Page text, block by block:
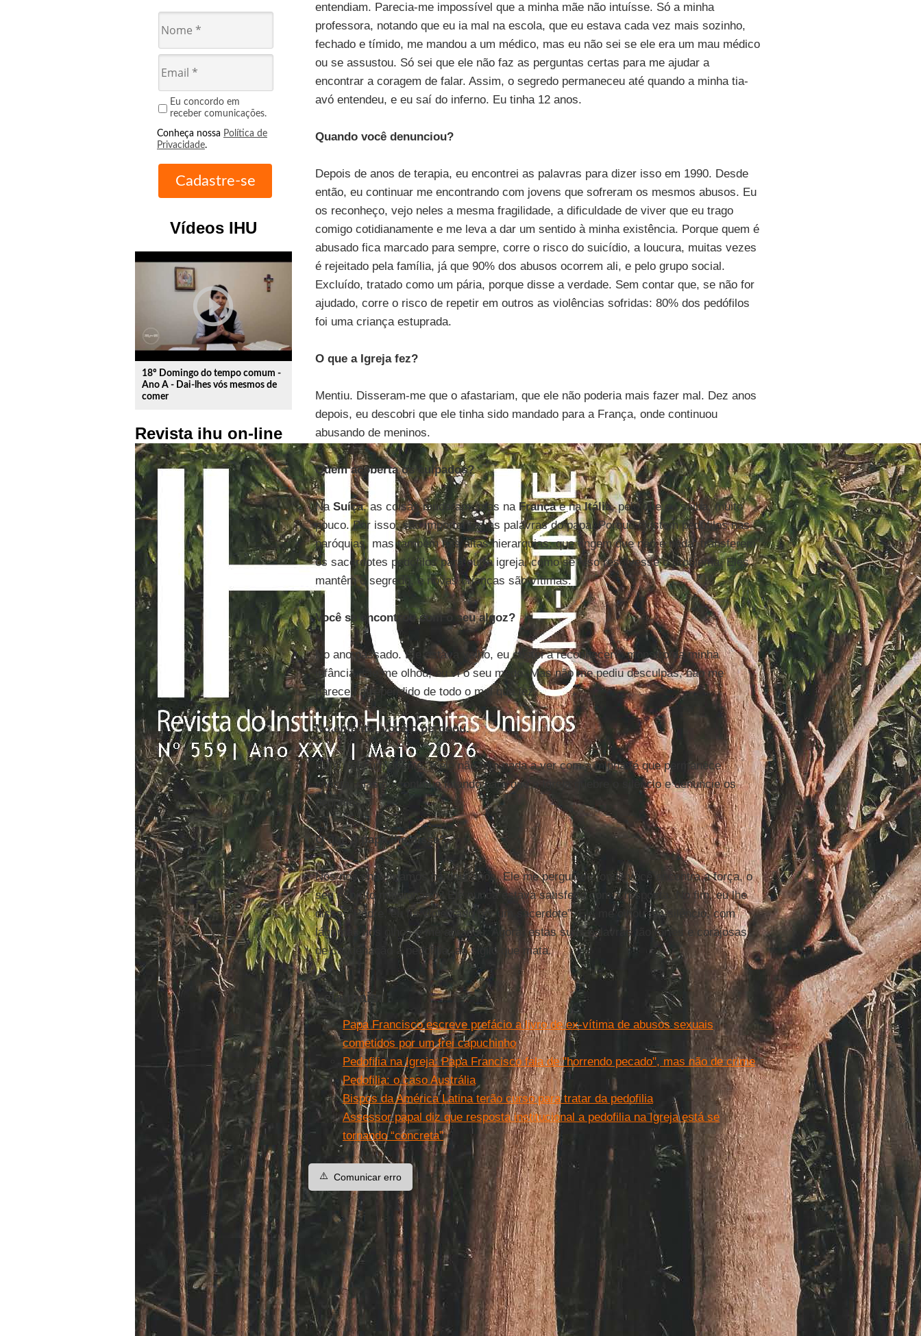
Eu concordo em
receber comunicações.
Conheça nossa Política de
Privacidade.
Vídeos IHU
play_circle_outline
18º Domingo do tempo comum -
Ano A - Dai-lhes vós mesmos de
comer
Revista ihu on-line
entendiam. Parecia-me impossível que a minha mãe não intuísse. Só a minha
professora, notando que eu ia mal na escola, que eu estava cada vez mais sozinho,
fechado e tímido, me mandou a um médico, mas eu não sei se ele era um mau médico
ou se assustou. Só sei que ele não faz as perguntas certas para me ajudar a
encontrar a coragem de falar. Assim, o segredo permaneceu até quando a minha tia-
avó entendeu, e eu saí do inferno. Eu tinha 12 anos.
Quando você denunciou?
Depois de anos de terapia, eu encontrei as palavras para dizer isso em 1990. Desde
então, eu continuar me encontrando com jovens que sofreram os mesmos abusos. Eu
os reconheço, vejo neles a mesma fragilidade, a dificuldade de viver que eu trago
comigo cotidianamente e me leva a dar um sentido à minha existência. Porque quem é
abusado fica marcado para sempre, corre o risco do suicídio, a loucura, muitas vezes
é rejeitado pela família, já que 90% dos abusos ocorrem ali, e pelo grupo social.
Excluído, tratado como um pária, porque disse a verdade. Sem contar que, se não for
ajudado, corre o risco de repetir em outros as violências sofridas: 80% dos pedófilos
foi uma criança estuprada.
O que a Igreja fez?
Mentiu. Disseram-me que o afastariam, que ele não poderia mais fazer mal. Dez anos
depois, eu descobri que ele tinha sido mandado para a França, onde continuou
abusando de meninos.
Quem acoberta os culpados?
Na Suíça, as coisas mudaram, mas na Françae naItália, pelo que eu saiba, muito
pouco. Por isso, são importantes as palavras do papa. Porque existem pedófilos nas
paróquias, mas também nas altas hierarquias, que fingem que não é nada, transferem
os sacerdotes pedófilos para outra igreja, como se isso resolvesse o problema. Eles
mantêm o segredo, e novas crianças são vítimas.
Você se encontrou com o seu algoz?
No ano passado. Ele estava velho, eu custei a reconhecer o monstro da minha
infância. Ele me olhou, eu vi o seu medo. Mas não me pediu desculpas, não me
pareceu arrependido de todo o mal que fez.
No entanto, você o perdoou.
Eu vi nele um doente, e ele não tem nada a ver com a minha fé que permanece
intacta, mas eu continuo lutando para que a Igreja quebre o silêncio e denuncie os
pedófilos.
O que o papa lhe disse?
Nós nos encontramos há dois anos. Ele me perguntou: onde você encontra a força, o
seu espírito missionário? Ele nunca estava satisfeito com a resposta. No fim, eu lhe
disse: “Padre, eu fui violentado por um sacerdote”. Ele me olhou em silêncio, com
lágrimas nos olhos e me abraçou. Agora, estas suas palavras tão fortes e corajosas
de condenação à pedofilia, ao sigilo que mata.
Leia mais:
Papa Francisco escreve prefácio a livro de ex-vítima de abusos sexuais
cometidos por um frei capuchinho
Pedofilia na Igreja: Papa Francisco fala de "horrendo pecado", mas não de crime
Pedofilia: o caso Austrália
Bispos da América Latina terão curso para tratar da pedofilia
Assessor papal diz que resposta institucional a pedofilia na Igreja está se
tornando “concreta”
⚠️ Comunicar erro